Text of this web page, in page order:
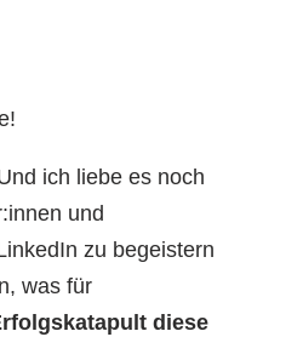
ich liebe es noch
und
zu begeistern
was für
diese